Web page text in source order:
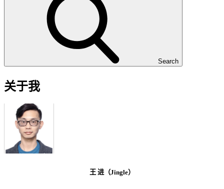
Search
关于我
王 进（Jingle）